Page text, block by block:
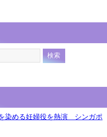
染める妊婦役を熱演 シンガポ